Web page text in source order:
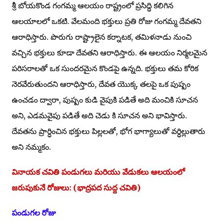
శ్రీ బోయకొండ గంగమ్మ ఆలయం రాష్ట్రంలో ప్రసిద్ధి కలిగిన
ఆలయాలలో ఒకటి. వేలమంది భక్తులు ప్రతి రోజు గంగమ్మ దేవతని
ఆరాధిస్తారు. పొరుగు రాష్ట్రాలైన కర్నాటక, తమిళనాడు నుంచి
వచ్చిన భక్తులు కూడా దేవతని ఆరాధిస్తారు. ఈ ఆలయం నిర్మలమైన
పరిసరాలతో ఒక సుందరమైన కొండపై ఉన్నది. భక్తులు తమ కోరిక
నెరవేరుతుందని ఆరాధిస్తారు, దేవత యొక్క తలపై ఒక పుష్పం
ఉంచడం ద్వారా, పుష్పం కుడి వైపుకి పడితే అది మంచికి సూచన
అని, ఎడమవైపు పడితే అది చెడు కి సూచన అని భావిస్తారు.
దేవతను ప్రార్ధించిన భక్తులు పిల్లలతో, భోగ భాగ్యాలుతో వర్ధిల్లుతారు
అని నమ్మకం.
వినాయక చవితి పండుగలు మరియు వేడుకలు ఆలయంలో
జరుపుకునే రోజులు: (భాద్రపద సుద్ద చవితి)
పండుగల రోజు